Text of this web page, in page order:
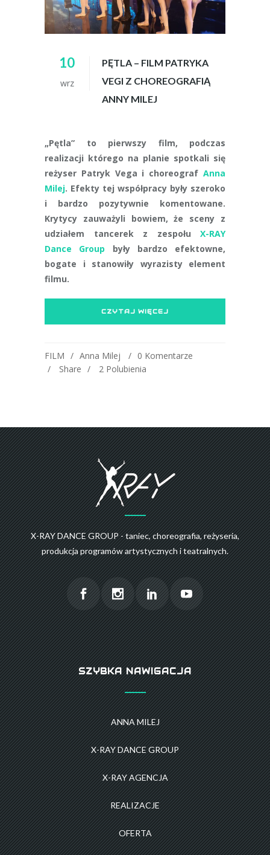
10
wrz
PĘTLA – FILM PATRYKA
VEGI Z CHOREOGRAFIĄ
ANNY MILEJ
„Pętla” to pierwszy film, podczas
realizacji którego na planie spotkali się
reżyser Patryk Vega i choreograf Anna
Milej. Efekty tej współpracy były szeroko
i bardzo pozytywnie komentowane.
Krytycy zauważyli bowiem, że sceny z
udziałem tancerek z zespołu X-RAY
Dance Group były bardzo efektowne,
bogate i stanowiły wyrazisty element
filmu.
CZYTAJ WIĘCEJ
FILM Anna Milej
0 Komentarze
Share
2 Polubienia
X-RAY DANCE GROUP - taniec, choreografia, reżyseria,
produkcja programów artystycznych i teatralnych.
SZYBKA NAWIGACJA
ANNA MILEJ
X-RAY DANCE GROUP
X-RAY AGENCJA
REALIZACJE
OFERTA